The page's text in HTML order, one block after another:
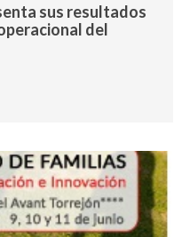
sus resultados
del